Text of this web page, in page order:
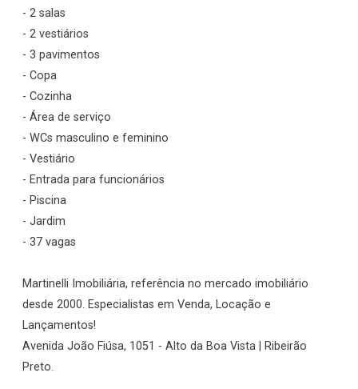
- 2 salas
- 2 vestiários
- 3 pavimentos
- Copa
- Cozinha
- Área de serviço
- WCs masculino e feminino
- Vestiário
- Entrada para funcionários
- Piscina
- Jardim
- 37 vagas
Martinelli Imobiliária, referência no mercado imobiliário
desde 2000. Especialistas em Venda, Locação e
Lançamentos!
Avenida João Fiúsa, 1051 - Alto da Boa Vista | Ribeirão
Preto.